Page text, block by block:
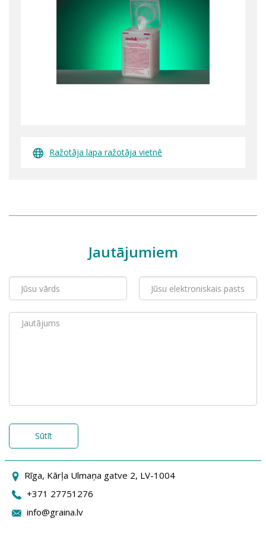
Ražotāja lapa ražotāja vietnē
Jautājumiem
Sūtīt
Rīga, Kārļa Ulmaņa gatve 2, LV-1004
+371 27751276
info@graina.lv